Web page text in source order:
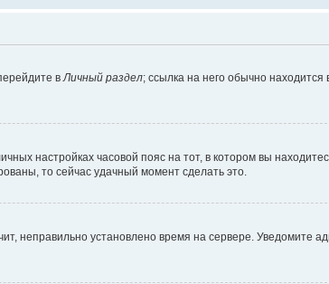
вЛичный раздел; ссылка на него обычно находится
настройках часовой пояс на тот, в котором вы
то сейчас удачный момент сделать это.
неправильно установлено время на сервере. Уведомите